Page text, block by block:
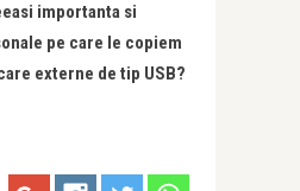
importanta si
pe care le copiem
externe de tip USB?